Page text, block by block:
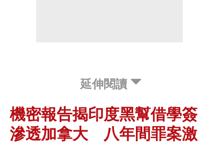
延伸閱讀
機密報告揭印度黑幫借學簽
滲透加拿大 八年間罪案激